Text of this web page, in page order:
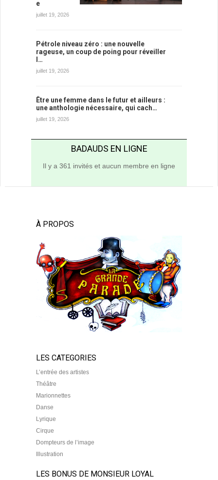
e
juillet 19, 2026
Pétrole niveau zéro : une nouvelle
rageuse, un coup de poing pour réveiller
l…
juillet 19, 2026
Être une femme dans le futur et ailleurs :
une anthologie nécessaire, qui cach…
juillet 19, 2026
BADAUDS EN LIGNE
Il y a 361 invités et aucun membre en ligne
À PROPOS
LES CATEGORIES
L’entrée des artistes
Théâtre
Marionnettes
Danse
Lyrique
Cirque
Dompteurs de l’image
Illustration
LES BONUS DE MONSIEUR LOYAL